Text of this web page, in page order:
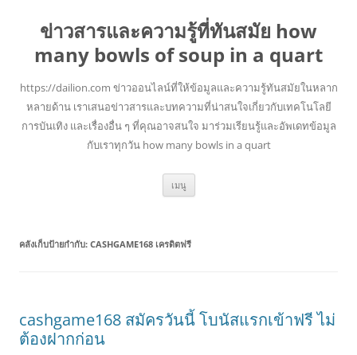
ข่าวสารและความรู้ที่ทันสมัย how
many bowls of soup in a quart
https://dailion.com ข่าวออนไลน์ที่ให้ข้อมูลและความรู้ทันสมัยในหลาก
หลายด้าน เราเสนอข่าวสารและบทความที่น่าสนใจเกี่ยวกับเทคโนโลยี
การบันเทิง และเรื่องอื่น ๆ ที่คุณอาจสนใจ มาร่วมเรียนรู้และอัพเดทข้อมูล
กับเราทุกวัน how many bowls in a quart
เมนู ข้าม
ยัง
คลังเก็บป้ายกำกับ: CASHGAME168 เครดิตฟรี
cashgame168 สมัครวันนี้ โบนัสแรกเข้าฟรี ไม่
ต้องฝากก่อน